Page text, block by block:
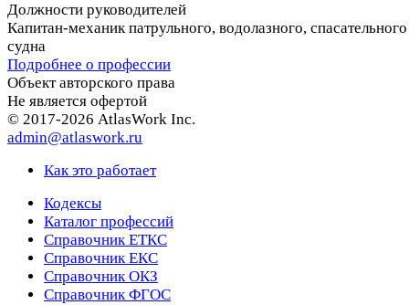
Должности руководителей
Капитан-механик патрульного, водолазного, спасательного
судна
Подробнее о профессии
Объект авторского права
Не является офертой
© 2017-2026 AtlasWork Inc.
admin@atlaswork.ru
Как это работает
Кодексы
Каталог профессий
Справочник ЕТКС
Справочник ЕКС
Справочник ОКЗ
Справочник ФГОС